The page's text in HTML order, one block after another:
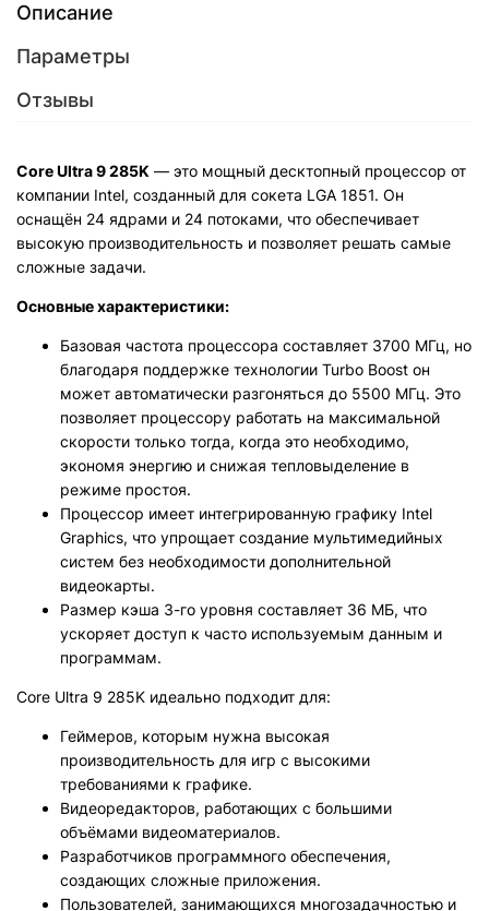
Описание
Параметры
Отзывы
Core Ultra 9 285K — это мощный десктопный процессор от
компании Intel, созданный для сокета LGA 1851. Он
оснащён 24 ядрами и 24 потоками, что обеспечивает
высокую производительность и позволяет решать самые
сложные задачи.
Основные характеристики:
Базовая частота процессора составляет 3700 МГц, но
благодаря поддержке технологии Turbo Boost он
может автоматически разгоняться до 5500 МГц. Это
позволяет процессору работать на максимальной
скорости только тогда, когда это необходимо,
экономя энергию и снижая тепловыделение в
режиме простоя.
Процессор имеет интегрированную графику Intel
Graphics, что упрощает создание мультимедийных
систем без необходимости дополнительной
видеокарты.
Размер кэша 3-го уровня составляет 36 МБ, что
ускоряет доступ к часто используемым данным и
программам.
Core Ultra 9 285K идеально подходит для:
Геймеров, которым нужна высокая
производительность для игр с высокими
требованиями к графике.
Видеоредакторов, работающих с большими
объёмами видеоматериалов.
Разработчиков программного обеспечения,
создающих сложные приложения.
Пользователей, занимающихся многозадачностью и